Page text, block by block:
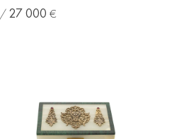
27 000